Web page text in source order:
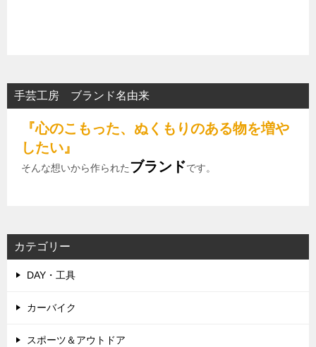
手芸工房 ブランド名由来
『心のこもった、ぬくもりのある物を増や
したい』
そんな想いから作られたブランドです。
カテゴリー
DAY・工具
カーバイク
スポーツ＆アウトドア